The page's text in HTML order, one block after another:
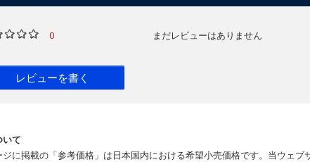
0
レビューを書く
まだレビューはありません
いて
ジに掲載の「参考価格」は日本国内における希望小売価格です。当ウェ